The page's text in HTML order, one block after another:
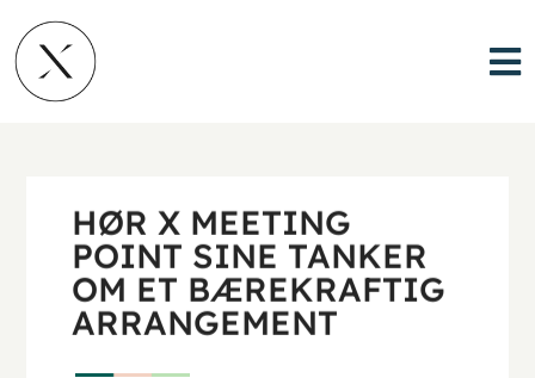
HØR X MEETING
POINT SINE TANKER
OM ET BÆREKRAFTIG
ARRANGEMENT